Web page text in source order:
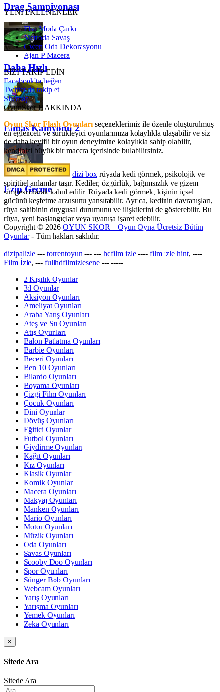
Drag Şampiyonası
Daha Hızlı
Elmas Kamyonu 2
Ezip Geçme
YENİ EKLENENLER
Elsa Moda Çarkı
Metroda Savaş
Gwen Oda Dekorasyonu
Ajan P Macera
BİZİ TAKİP EDİN
Facebook'ta beğen
Twitter'da takip et
Sitemap
OyunSkor HAKKINDA
Oyun Skor Flash Oyunları seçeneklerimiz ile özenle oluşturulmuş
en eğlenceli ve sürükleyici oyunlarımıza kolaylıkla ulaşabilir ve siz
de daha keyifli bir oyun deneyimine kolaylıkla sahip olabilir,
kendinizi büyük bir macera içerisinde bulabilirsiniz.
dizi box rüyada kedi görmek​, psikolojik ve
spiritüel anlamlar taşır. Kediler, özgürlük, bağımsızlık ve gizem
simgesi olarak kabul edilir. Rüyada kedi görmek, kişinin içsel
gücünü keşfetme arzusunu yansıtabilir. Ayrıca, kedinin davranışları,
rüya sahibinin duygusal durumunu ve ilişkilerini de gösterebilir. Bu
rüya, yeni başlangıçlar veya uyanışa işaret edebilir.
Copyright © 2026 OYUN SKOR – Oyun Oyna Ücretsiz Bütün
Oyunlar- Tüm hakları saklıdır.
dizipalizle --- torrentoyun --- --- hdfilm izle ---- film izle hint, ----
Film İzle, --- fullhdfilmizlesene --- -----
2 Kişilik Oyunlar
3d Oyunlar
Aksiyon Oyunları
Ameliyat Oyunları
Araba Yarış Oyunları
Ateş ve Su Oyunları
Atış Oyunları
Balon Patlatma Oyunları
Barbie Oyunları
Beceri Oyunları
Ben 10 Oyunları
Bilardo Oyunları
Boyama Oyunları
Çizgi Film Oyunları
Çocuk Oyunları
Dini Oyunlar
Dövüş Oyunları
Eğitici Oyunlar
Futbol Oyunları
Giydirme Oyunları
Kağıt Oyunları
Kız Oyunları
Klasik Oyunlar
Komik Oyunlar
Macera Oyunları
Makyaj Oyunları
Manken Oyunları
Mario Oyunları
Motor Oyunları
Müzik Oyunları
Oda Oyunları
Savas Oyunları
Scooby Doo Oyunları
Spor Oyunları
Sünger Bob Oyunları
Webcam Oyunları
Yarış Oyunları
Yarışma Oyunları
Yemek Oyunları
Zeka Oyunları
×
Sitede Ara
Sitede Ara